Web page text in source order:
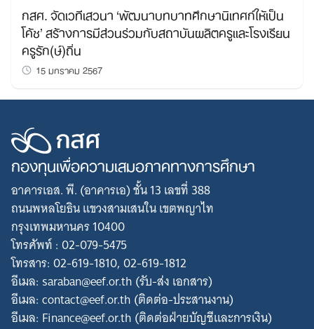
กสศ. จัดเวทีเสวนา ‘พัฒนาบทบาทศึกษานิเทศก์ให้เป็น
โค้ช’ สร้างการมีส่วนร่วมกับสถาบันผลิตครูและโรงเรียน
ครูรัก(ษ์)ถิ่น
15 มกราคม 2567
กองทุนเพื่อความเสมอภาคทางการศึกษา
อาคารเอส. พี. (อาคารเอ) ชั้น 13 เลขที่ 388
ถนนพหลโยธิน แขวงสามเสนใน เขตพญาไท
กรุงเทพมหานคร 10400
โทรศัพท์ : 02-079-5475
โทรสาร: 02-619-1810, 02-619-1812
อีเมล: saraban@eef.or.th (รับ-ส่ง เอกสาร)
อีเมล: contact@eef.or.th (ติดต่อ-ประสานงาน)
อีเมล: Finance@eef.or.th (ติดต่อฝ่ายบัญชีและการเงิน)